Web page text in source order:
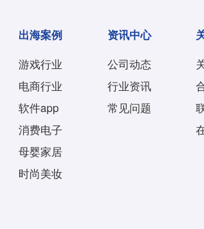
出海案例
游戏行业
电商行业
软件app
消费电子
母婴家居
时尚美妆
资讯中心
公司动态
行业资讯
常见问题